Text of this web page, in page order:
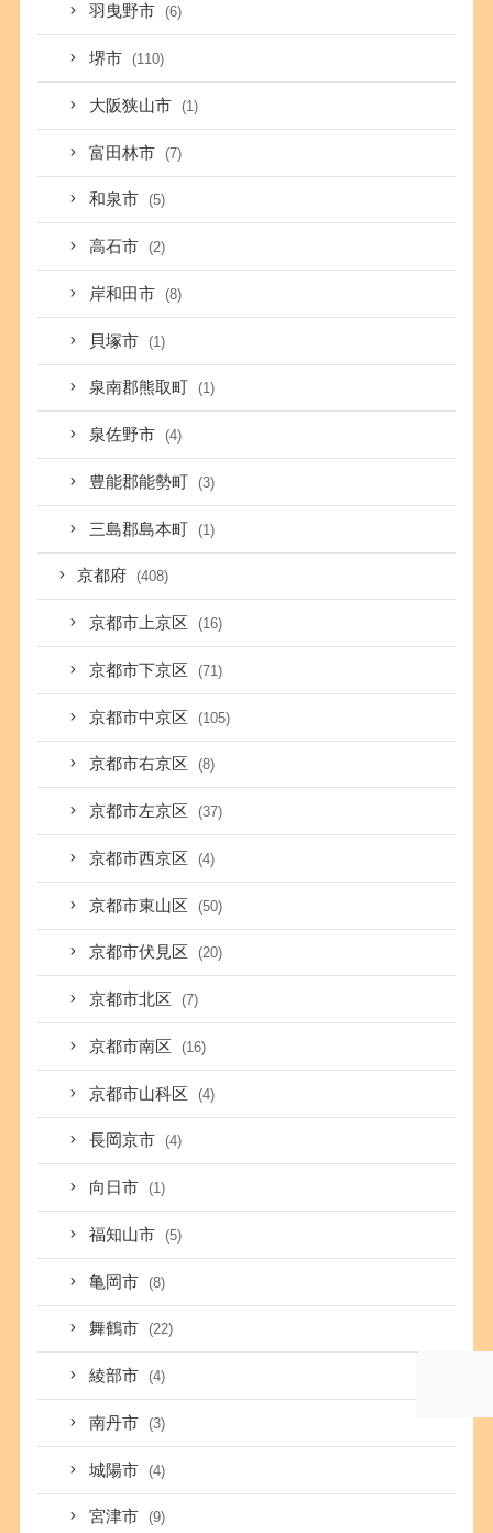
羽曳野市 (6)
堺市 (110)
大阪狭山市 (1)
富田林市 (7)
和泉市 (5)
高石市 (2)
岸和田市 (8)
貝塚市 (1)
泉南郡熊取町 (1)
泉佐野市 (4)
豊能郡能勢町 (3)
三島郡島本町 (1)
京都府 (408)
京都市上京区 (16)
京都市下京区 (71)
京都市中京区 (105)
京都市右京区 (8)
京都市左京区 (37)
京都市西京区 (4)
京都市東山区 (50)
京都市伏見区 (20)
京都市北区 (7)
京都市南区 (16)
京都市山科区 (4)
長岡京市 (4)
向日市 (1)
福知山市 (5)
亀岡市 (8)
舞鶴市 (22)
綾部市 (4)
南丹市 (3)
城陽市 (4)
宮津市 (9)